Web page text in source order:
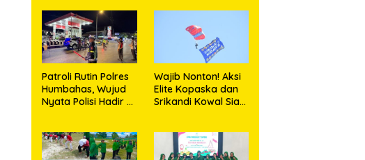
Patroli Rutin Polres
Humbahas, Wujud
Nyata Polisi Hadir di
Wajib Nonton! Aksi
Elite Kopaska dan
Srikandi Kowal Siap